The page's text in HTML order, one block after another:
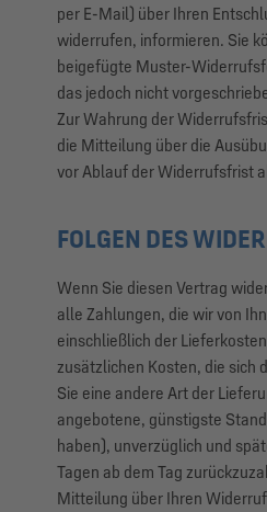
per E-Mail) über Ihren
widerrufen, informieren. Sie
beigefügte Muster-
das jedoch nicht
Zur Wahrung der
die Mitteilung über die
vor Ablauf der Widerrufsfrist
FOLGEN DES
Wenn Sie diesen Vertrag
alle Zahlungen, die wir von
einschließlich der
zusätzlichen Kosten, die sich
Sie eine andere Art der
angebotene, günstigste
haben), unverzüglich und
Tagen ab dem Tag
Mitteilung über Ihren